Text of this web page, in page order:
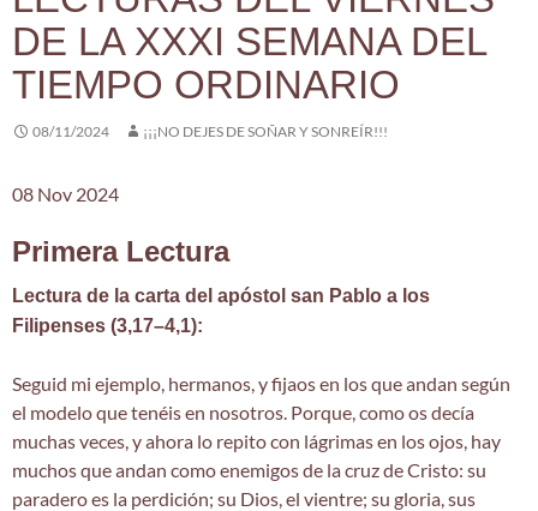
DE LA XXXI SEMANA DEL
TIEMPO ORDINARIO
08/11/2024 ¡¡¡NO DEJES DE SOÑAR Y SONREÍR!!!
08 Nov 2024
Primera Lectura
Lectura de la carta del apóstol san Pablo a los
Filipenses (3,17–4,1):
Seguid mi ejemplo, hermanos, y fijaos en los que andan según
el modelo que tenéis en nosotros. Porque, como os decía
muchas veces, y ahora lo repito con lágrimas en los ojos, hay
muchos que andan como enemigos de la cruz de Cristo: su
paradero es la perdición; su Dios, el vientre; su gloria, sus